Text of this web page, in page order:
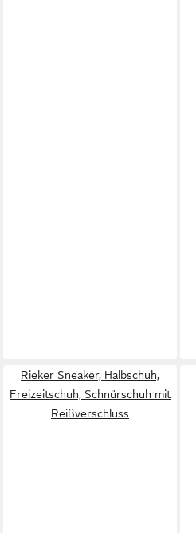
Rieker Sneaker, Halbschuh,
Freizeitschuh, Schnürschuh mit
Reißverschluss